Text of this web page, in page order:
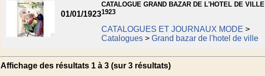
01/01/1923
CATALOGUE GRAND BAZAR DE L'HOTEL DE VILLE
1923
CATALOGUES ET JOURNAUX MODE >
Catalogues> Grand bazar de l'hotel de ville
Affichage des résultats 1 à 3 (sur 3 résultats)